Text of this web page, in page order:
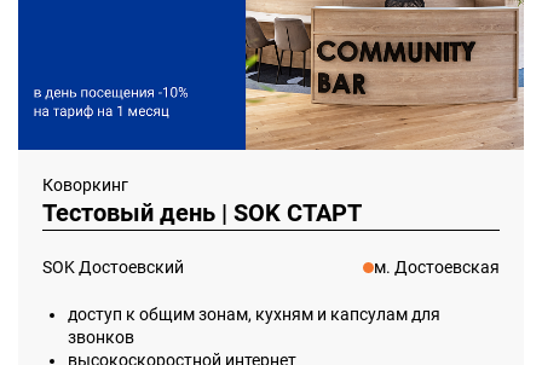
Коворкинг
Тестовый день | SOK СТАРТ
SOK Достоевский м. Достоевская
доступ к общим зонам, кухням и капсулам для
звонков
высокоскоростной интернет